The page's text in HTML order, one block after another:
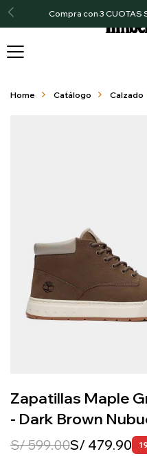
Compra con 3 CUOTAS

Home Catálogo Calzado
Zapatillas Maple
- Dark Brown
S/ 479.90
S/599.00